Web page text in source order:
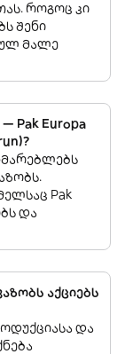
როგოც კი
შენი
მალე
Pak Europa
Pak
და
აქციებს
და